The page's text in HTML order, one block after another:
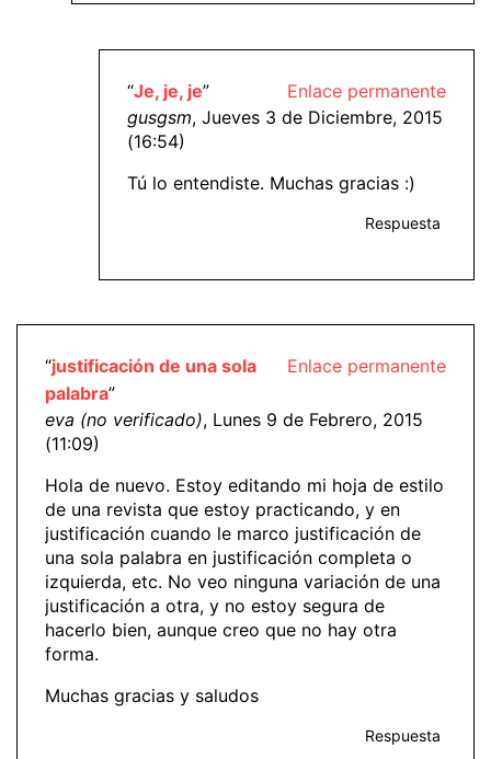
Enlace permanente
“Je, je, je”
gusgsm, Jueves 3 de Diciembre, 2015
(16:54)
Tú lo entendiste. Muchas gracias :)
Respuesta
Enlace permanente
“justificación de una sola
palabra”
eva (no verificado), Lunes 9 de Febrero, 2015
(11:09)
Hola de nuevo. Estoy editando mi hoja de estilo
de una revista que estoy practicando, y en
justificación cuando le marco justificación de
una sola palabra en justificación completa o
izquierda, etc. No veo ninguna variación de una
justificación a otra, y no estoy segura de
hacerlo bien, aunque creo que no hay otra
forma.
Muchas gracias y saludos
Respuesta